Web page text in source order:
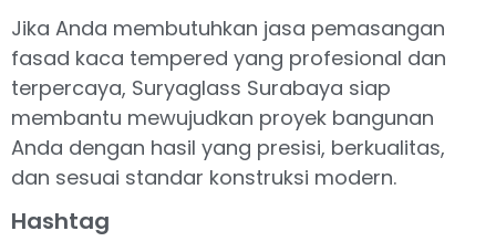
Jika Anda membutuhkan jasa pemasangan
fasad kaca tempered yang profesional dan
terpercaya, Suryaglass Surabaya siap
membantu mewujudkan proyek bangunan
Anda dengan hasil yang presisi, berkualitas,
dan sesuai standar konstruksi modern.
Hashtag